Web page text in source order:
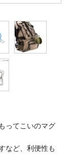
ってこいのマグ
など、利便性も